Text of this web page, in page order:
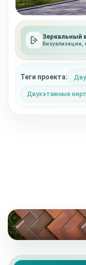
Зеркальный
Теги проекта:
Двухэтажные